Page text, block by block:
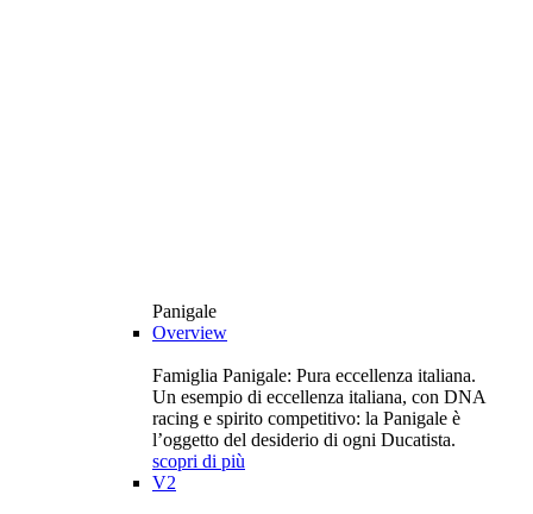
Panigale
Overview
Famiglia Panigale: Pura eccellenza italiana.
Un esempio di eccellenza italiana, con DNA
racing e spirito competitivo: la Panigale è
l’oggetto del desiderio di ogni Ducatista.
scopri di più
V2